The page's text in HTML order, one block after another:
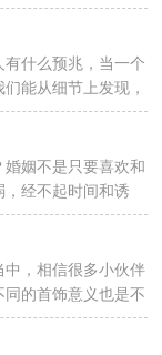
项链 ...
2026-07-07
什么预兆，当一个
能从细节上发现，
下面是...
2026-07-06
姻不是只要喜欢和
经不起时间和诱
易离婚的星...
2026-07-06
中，相信很多小伙伴
的首饰意义也是不
整理了天蝎...